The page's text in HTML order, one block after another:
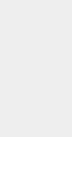
Warga Sinjai